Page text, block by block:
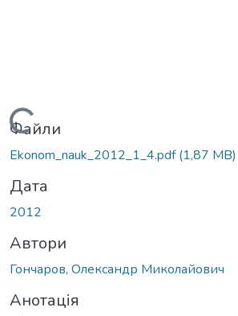
Вантажиться...
Файли
Ekonom_nauk_2012_1_4.pdf(1,87 MB)
Дата
2012
Автори
Гончаров, Олександр Миколайович
Анотація